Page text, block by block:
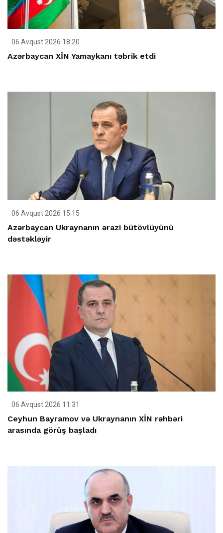
06 Avqust 2026 18:20
Azərbaycan XİN Yamaykanı təbrik etdi
06 Avqust 2026 15:15
Azərbaycan Ukraynanın ərazi bütövlüyünü
dəstəkləyir
06 Avqust 2026 11:31
Ceyhun Bayramov və Ukraynanın XİN rəhbəri
arasında görüş başladı